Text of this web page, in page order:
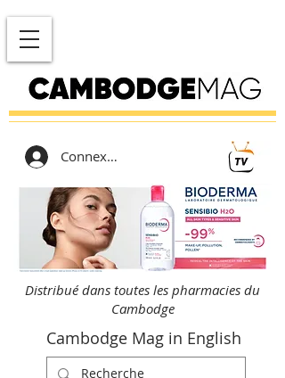
Connexion
Distribué dans toutes les pharmacies du
Cambodge
Cambodge Mag in English